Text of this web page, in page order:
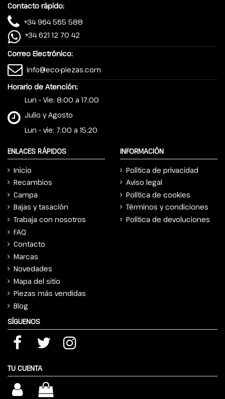
Contacto rápido:
+34 964 565 588
+34 621 12 70 42
Correo Electrónico:
info@eco-piezas.com
Horario de Atención:
Lun - Vie: 8:00 a 17:00
Julio y Agosto
Lun - vie: 7:00 a 15:20
ENLACES RÁPIDOS
Inicio
Recambios
Campa
Bajas y tasación
Trabaja con nosotros
FAQ
Contacto
Marcas
Novedades
Mapa del sitio
Piezas más vendidas
Blog
INFORMACIÓN
Política de privacidad
Aviso legal
Política de cookies
Términos y condiciones
Política de devoluciones
SÍGUENOS
TU CUENTA